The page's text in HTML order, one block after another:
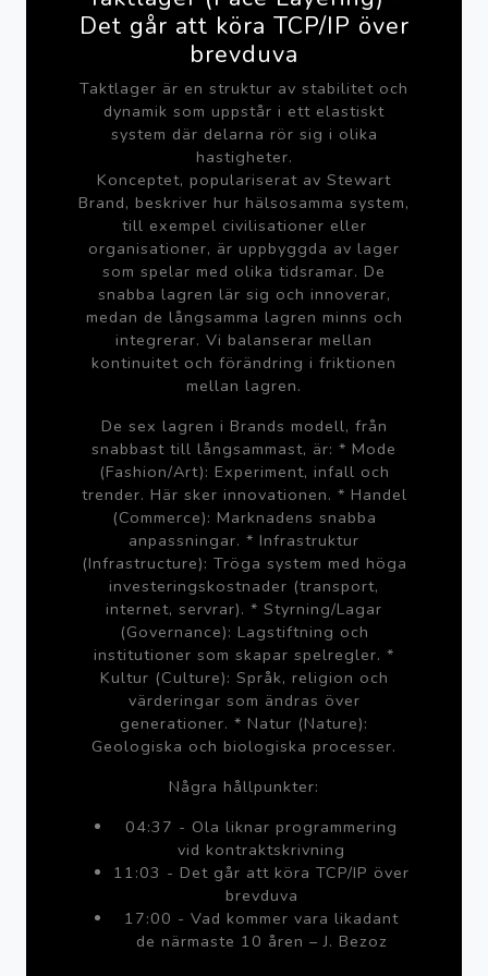
Det går att köra TCP/IP över
brevduva
Taktlager är en struktur av stabilitet och
dynamik som uppstår i ett elastiskt
system där delarna rör sig i olika
hastigheter.
Konceptet, populariserat av Stewart
Brand, beskriver hur hälsosamma system,
till exempel civilisationer eller
organisationer, är uppbyggda av lager
som spelar med olika tidsramar. De
snabba lagren lär sig och innoverar,
medan de långsamma lagren minns och
integrerar. Vi balanserar mellan
kontinuitet och förändring i friktionen
mellan lagren.
De sex lagren i Brands modell, från
snabbast till långsammast, är: * Mode
(Fashion/Art): Experiment, infall och
trender. Här sker innovationen. * Handel
(Commerce): Marknadens snabba
anpassningar. * Infrastruktur
(Infrastructure): Tröga system med höga
investeringskostnader (transport,
internet, servrar). * Styrning/Lagar
(Governance): Lagstiftning och
institutioner som skapar spelregler. *
Kultur (Culture): Språk, religion och
värderingar som ändras över
generationer. * Natur (Nature):
Geologiska och biologiska processer.
Några hållpunkter:
04:37 - Ola liknar programmering
vid kontraktskrivning
11:03 - Det går att köra TCP/IP över
brevduva
17:00 - Vad kommer vara likadant
de närmaste 10 åren – J. Bezoz